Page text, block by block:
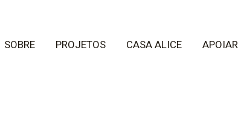
SOBRE PROJETOS CASA ALICE APOIAR